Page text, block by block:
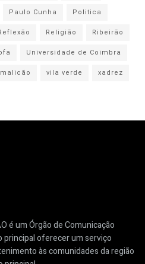
Paulo Cunha
Politica
Religião
Ribeirão
Universidade de Coimbra
vila verde xadrez
é um Órgão de Comunicação
principal oferecer um serviço
às comunidades da região